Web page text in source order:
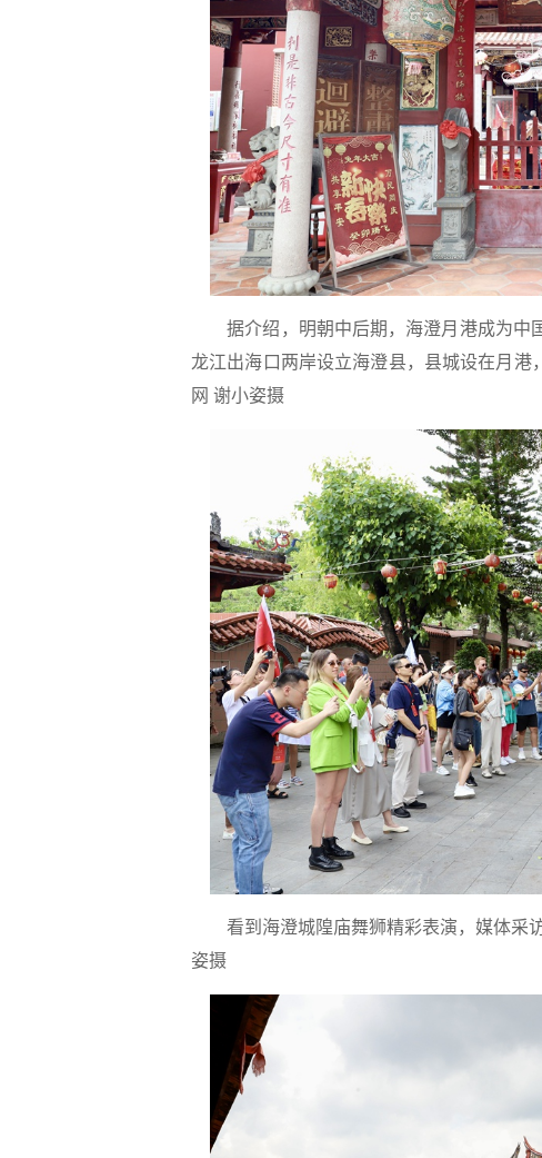
据介绍，明朝中后期，海澄月港成为中
龙江出海口两岸设立海澄县，县城设在月港
网 谢小姿摄
看到海澄城隍庙舞狮精彩表演，媒体采
姿摄